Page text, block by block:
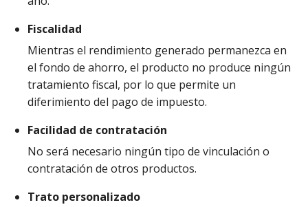
Fiscalidad
Mientras el rendimiento generado permanezca en
el fondo de ahorro, el producto no produce ningún
tratamiento fiscal, por lo que permite un
diferimiento del pago de impuesto.
Facilidad de contratación
No será necesario ningún tipo de vinculación o
contratación de otros productos.
Trato personalizado